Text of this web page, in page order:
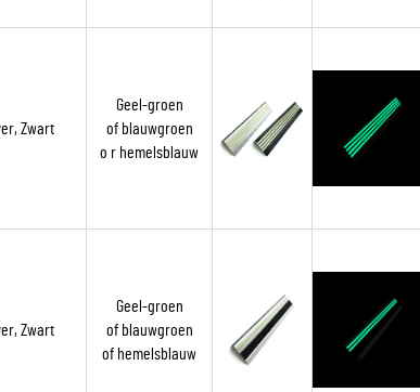
Zwart
Geel-groen
of blauwgroen
o r hemelsblauw
Zwart
Geel-groen
of blauwgroen
of hemelsblauw